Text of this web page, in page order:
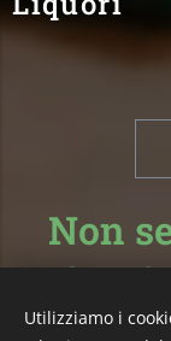
Non
minori
Utilizziamo i